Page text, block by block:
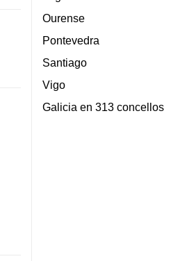
Ourense
Pontevedra
Santiago
Vigo
Galicia en 313 concellos